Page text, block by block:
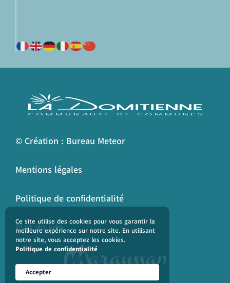
Ce site utilise des cookies pour vous garantir la
meilleure expérience sur notre site. En utilisant
notre site, vous acceptez les cookies.
Politique de confidentialité
Accepter
© Création : Bureau Meteor
Mentions légales
Politique de confidentialité
Plan du site